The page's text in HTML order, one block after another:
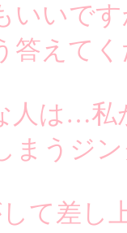
いです
えて
は…私
まうジ
て差し